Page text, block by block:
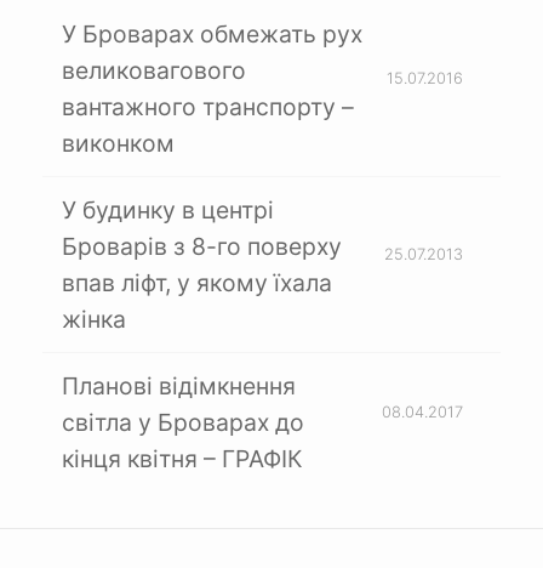
У Броварах обмежать рух
великовагового
вантажного транспорту –
виконком
15.07.2016
У будинку в центрі
Броварів з 8-го поверху
впав ліфт, у якому їхала
жінка
25.07.2013
Планові відімкнення
світла у Броварах до
кінця квітня – ГРАФІК
08.04.2017